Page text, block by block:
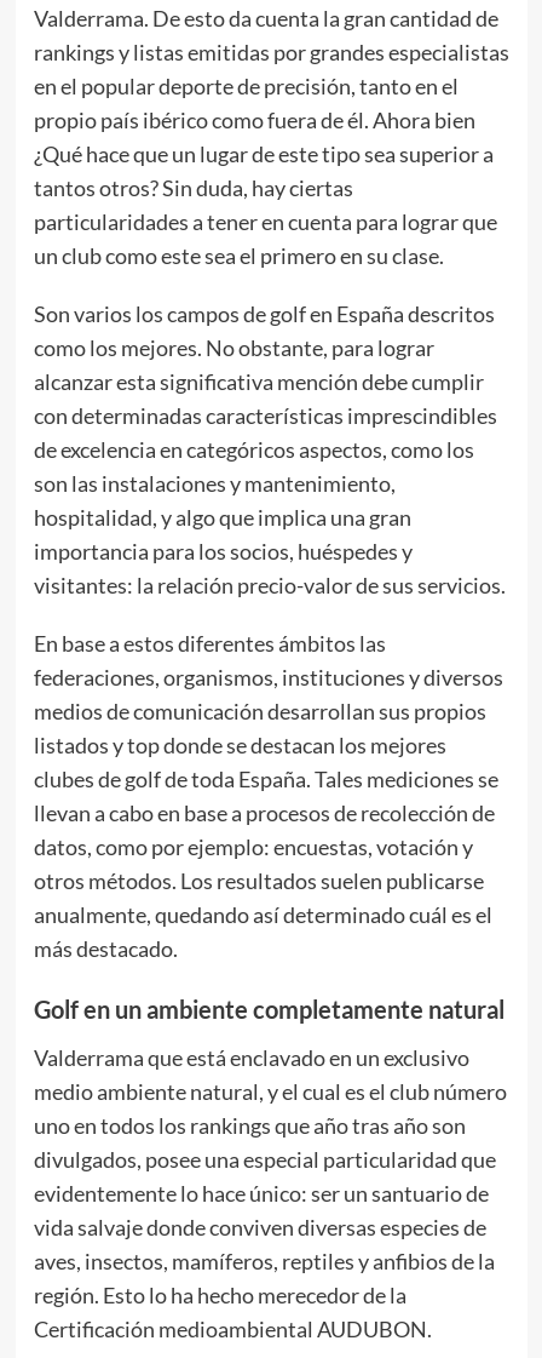
Valderrama. De esto da cuenta la gran cantidad de
rankings y listas emitidas por grandes especialistas
en el popular deporte de precisión, tanto en el
propio país ibérico como fuera de él. Ahora bien
¿Qué hace que un lugar de este tipo sea superior a
tantos otros? Sin duda, hay ciertas
particularidades a tener en cuenta para lograr que
un club como este sea el primero en su clase.
Son varios los campos de golf en España descritos
como los mejores. No obstante, para lograr
alcanzar esta significativa mención debe cumplir
con determinadas características imprescindibles
de excelencia en categóricos aspectos, como los
son las instalaciones y mantenimiento,
hospitalidad, y algo que implica una gran
importancia para los socios, huéspedes y
visitantes: la relación precio-valor de sus servicios.
En base a estos diferentes ámbitos las
federaciones, organismos, instituciones y diversos
medios de comunicación desarrollan sus propios
listados y top donde se destacan los mejores
clubes de golf de toda España. Tales mediciones se
llevan a cabo en base a procesos de recolección de
datos, como por ejemplo: encuestas, votación y
otros métodos. Los resultados suelen publicarse
anualmente, quedando así determinado cuál es el
más destacado.
Golf en un ambiente completamente natural
Valderrama que está enclavado en un exclusivo
medio ambiente natural, y el cual es el club número
uno en todos los rankings que año tras año son
divulgados, posee una especial particularidad que
evidentemente lo hace único: ser un santuario de
vida salvaje donde conviven diversas especies de
aves, insectos, mamíferos, reptiles y anfibios de la
región. Esto lo ha hecho merecedor de la
Certificación medioambiental AUDUBON.